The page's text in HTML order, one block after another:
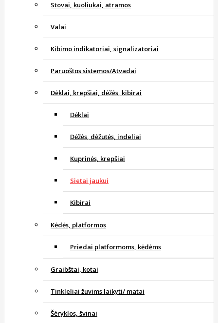
Stovai, kuoliukai, atramos
Valai
Kibimo indikatoriai, signalizatoriai
Paruoštos sistemos/Atvadai
Dėklai, krepšiai, dėžės, kibirai
Dėklai
Dėžės, dėžutės, indeliai
Kuprinės, krepšiai
Sietai jaukui
Kibirai
Kėdės, platformos
Priedai platformoms, kėdėms
Graibštai, kotai
Tinkleliai žuvims laikyti/ matai
Šėryklos, švinai